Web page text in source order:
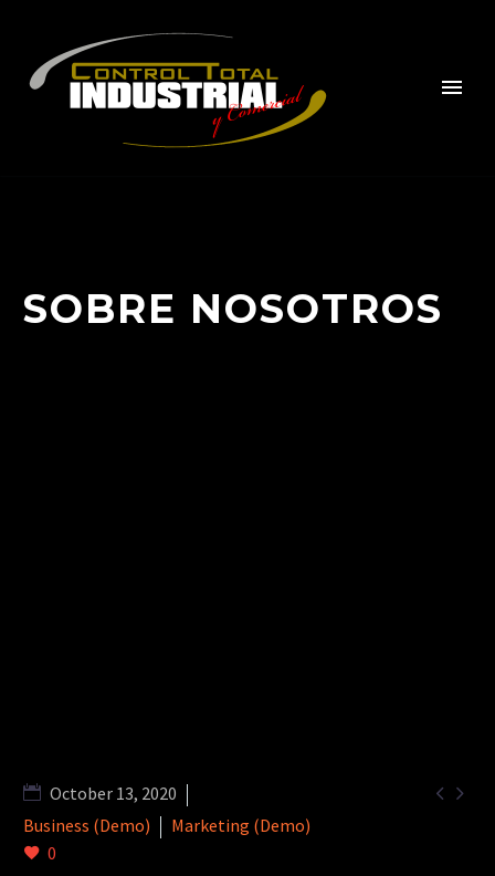
SOBRE NOSOTROS
 
October 13, 2020
Business (Demo)
Marketing (Demo)
0